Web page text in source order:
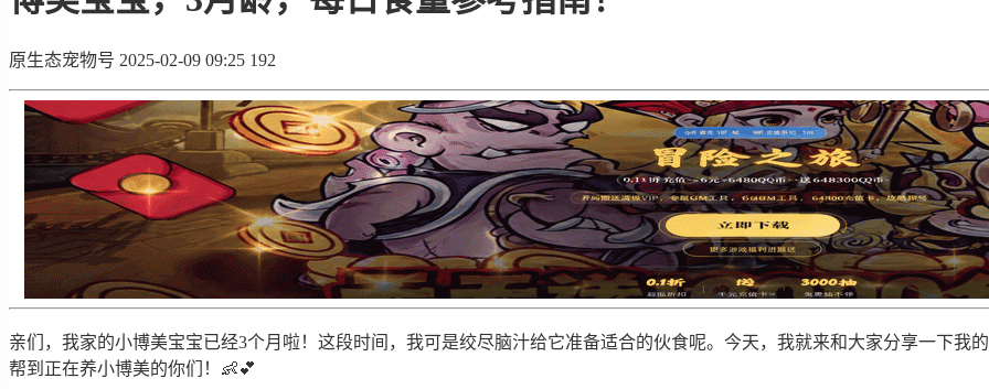
原生态宠物号 2025-02-09 09:25 192
亲们，我家的小博美宝宝已经3个月啦！这段时间，我可是绞尽脑汁给它准备适合的伙食呢。今天，我就来和大家分享一下我
帮到正在养小博美的你们！👶💕